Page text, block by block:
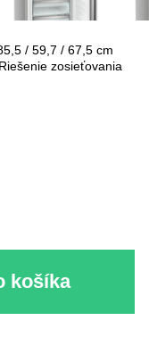
/ 59,7 / 67,5 cm
zosieťovania
košíka